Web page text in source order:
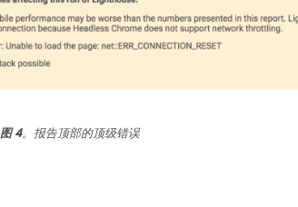
图 4。报告顶部的顶级错误